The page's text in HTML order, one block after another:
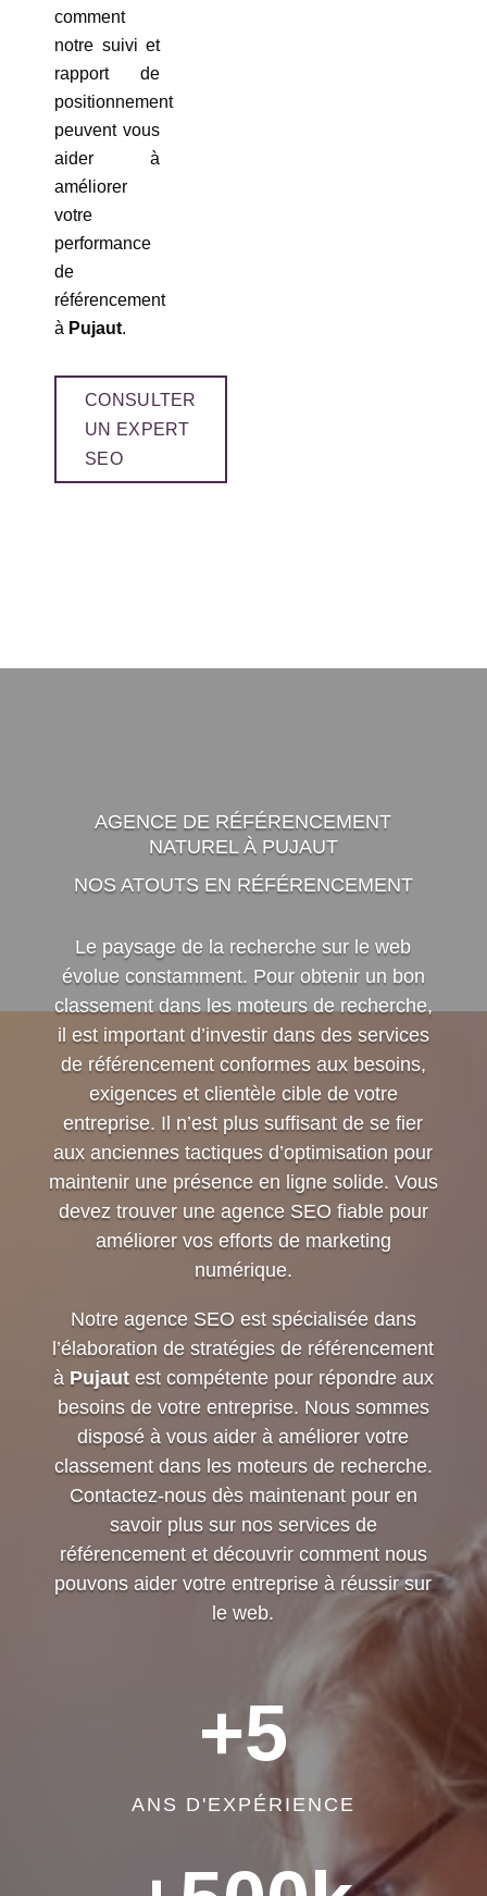
comment
notre suivi et
rapport de
positionnement
peuvent vous
aider à
améliorer
votre
performance
de
référencement
à Pujaut.
CONSULTER
UN EXPERT
SEO
AGENCE DE RÉFÉRENCEMENT
NATUREL À PUJAUT
NOS ATOUTS EN RÉFÉRENCEMENT
Le paysage de la recherche sur le web
évolue constamment. Pour obtenir un bon
classement dans les moteurs de recherche,
il est important d’investir dans des services
de référencement conformes aux besoins,
exigences et clientèle cible de votre
entreprise. Il n’est plus suffisant de se fier
aux anciennes tactiques d’optimisation pour
maintenir une présence en ligne solide. Vous
devez trouver une agence SEO fiable pour
améliorer vos efforts de marketing
numérique.
Notre agence SEO est spécialisée dans
l’élaboration de stratégies de référencement
à Pujautest compétente pour répondre aux
besoins de votre entreprise. Nous sommes
disposé à vous aider à améliorer votre
classement dans les moteurs de recherche.
Contactez-nous dès maintenant pour en
savoir plus sur nos services de
référencement et découvrir comment nous
pouvons aider votre entreprise à réussir sur
le web.
+5
ANS D'EXPÉRIENCE